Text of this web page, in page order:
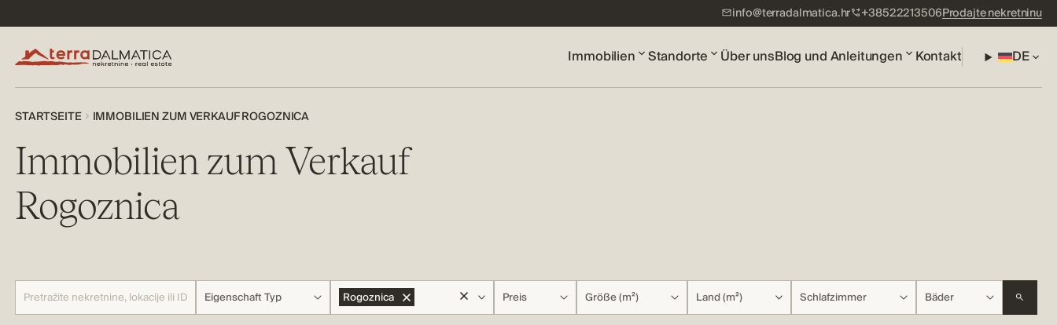
info@terradalmatica.hr +38522213506Prodajte nekretninu
Immobilien Standorte Über unsBlog und Anleitungen Kontakt DE
STARTSEITE IMMOBILIEN ZUM VERKAUF ROGOZNICA
Immobilien zum Verkauf
Rogoznica
Eigenschaft Typ Rogoznica Preis Größe (m²) Land (m²) Schlafzimmer Bäder